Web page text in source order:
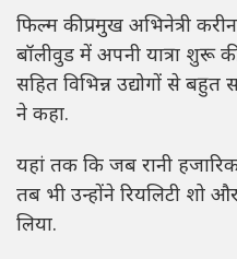
फिल्म की प्रमुख अभिनेत्री
बॉलीवुड में अपनी यात्रा शुरू
सहित विभिन्न उद्योगों से बहुत
ने कहा.
यहां तक कि जब रानी
तब भी उन्होंने रियलिटी शो
लिया.